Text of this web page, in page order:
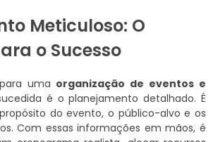
Meticuloso: O
o Sucesso
uma organização de eventos e
é o planejamento detalhado. É
do evento, o público-alvo e os
Com essas informações em mãos, é